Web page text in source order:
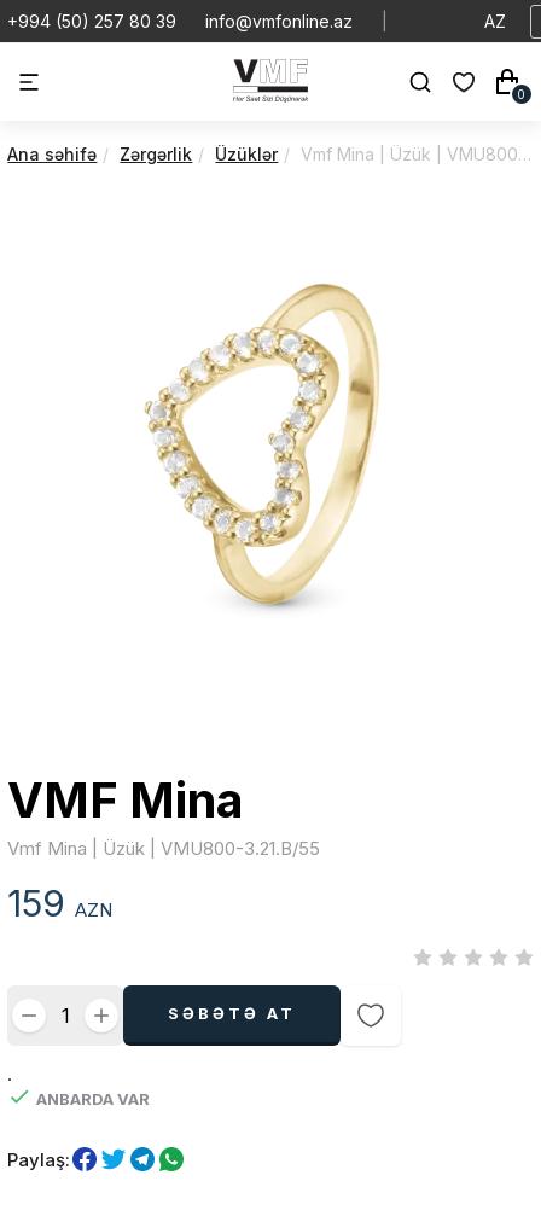
+994 (50) 257 80 39 info@vmfonline.az AZ
0
Ana səhifə Zərgərlik Üzüklər Vmf Mina | Üzük | VMU800-3.21.B/55
VMF Mina
Vmf Mina | Üzük | VMU800-3.21.B/55
159AZN
SƏBƏTƏ AT
.
ANBARDA VAR
Paylaş: